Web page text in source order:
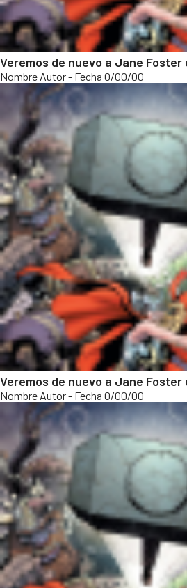
Veremos de nuevo a Jane Foster
Nombre Autor - Fecha 0/00/00
Veremos de nuevo a Jane Foster
Nombre Autor - Fecha 0/00/00